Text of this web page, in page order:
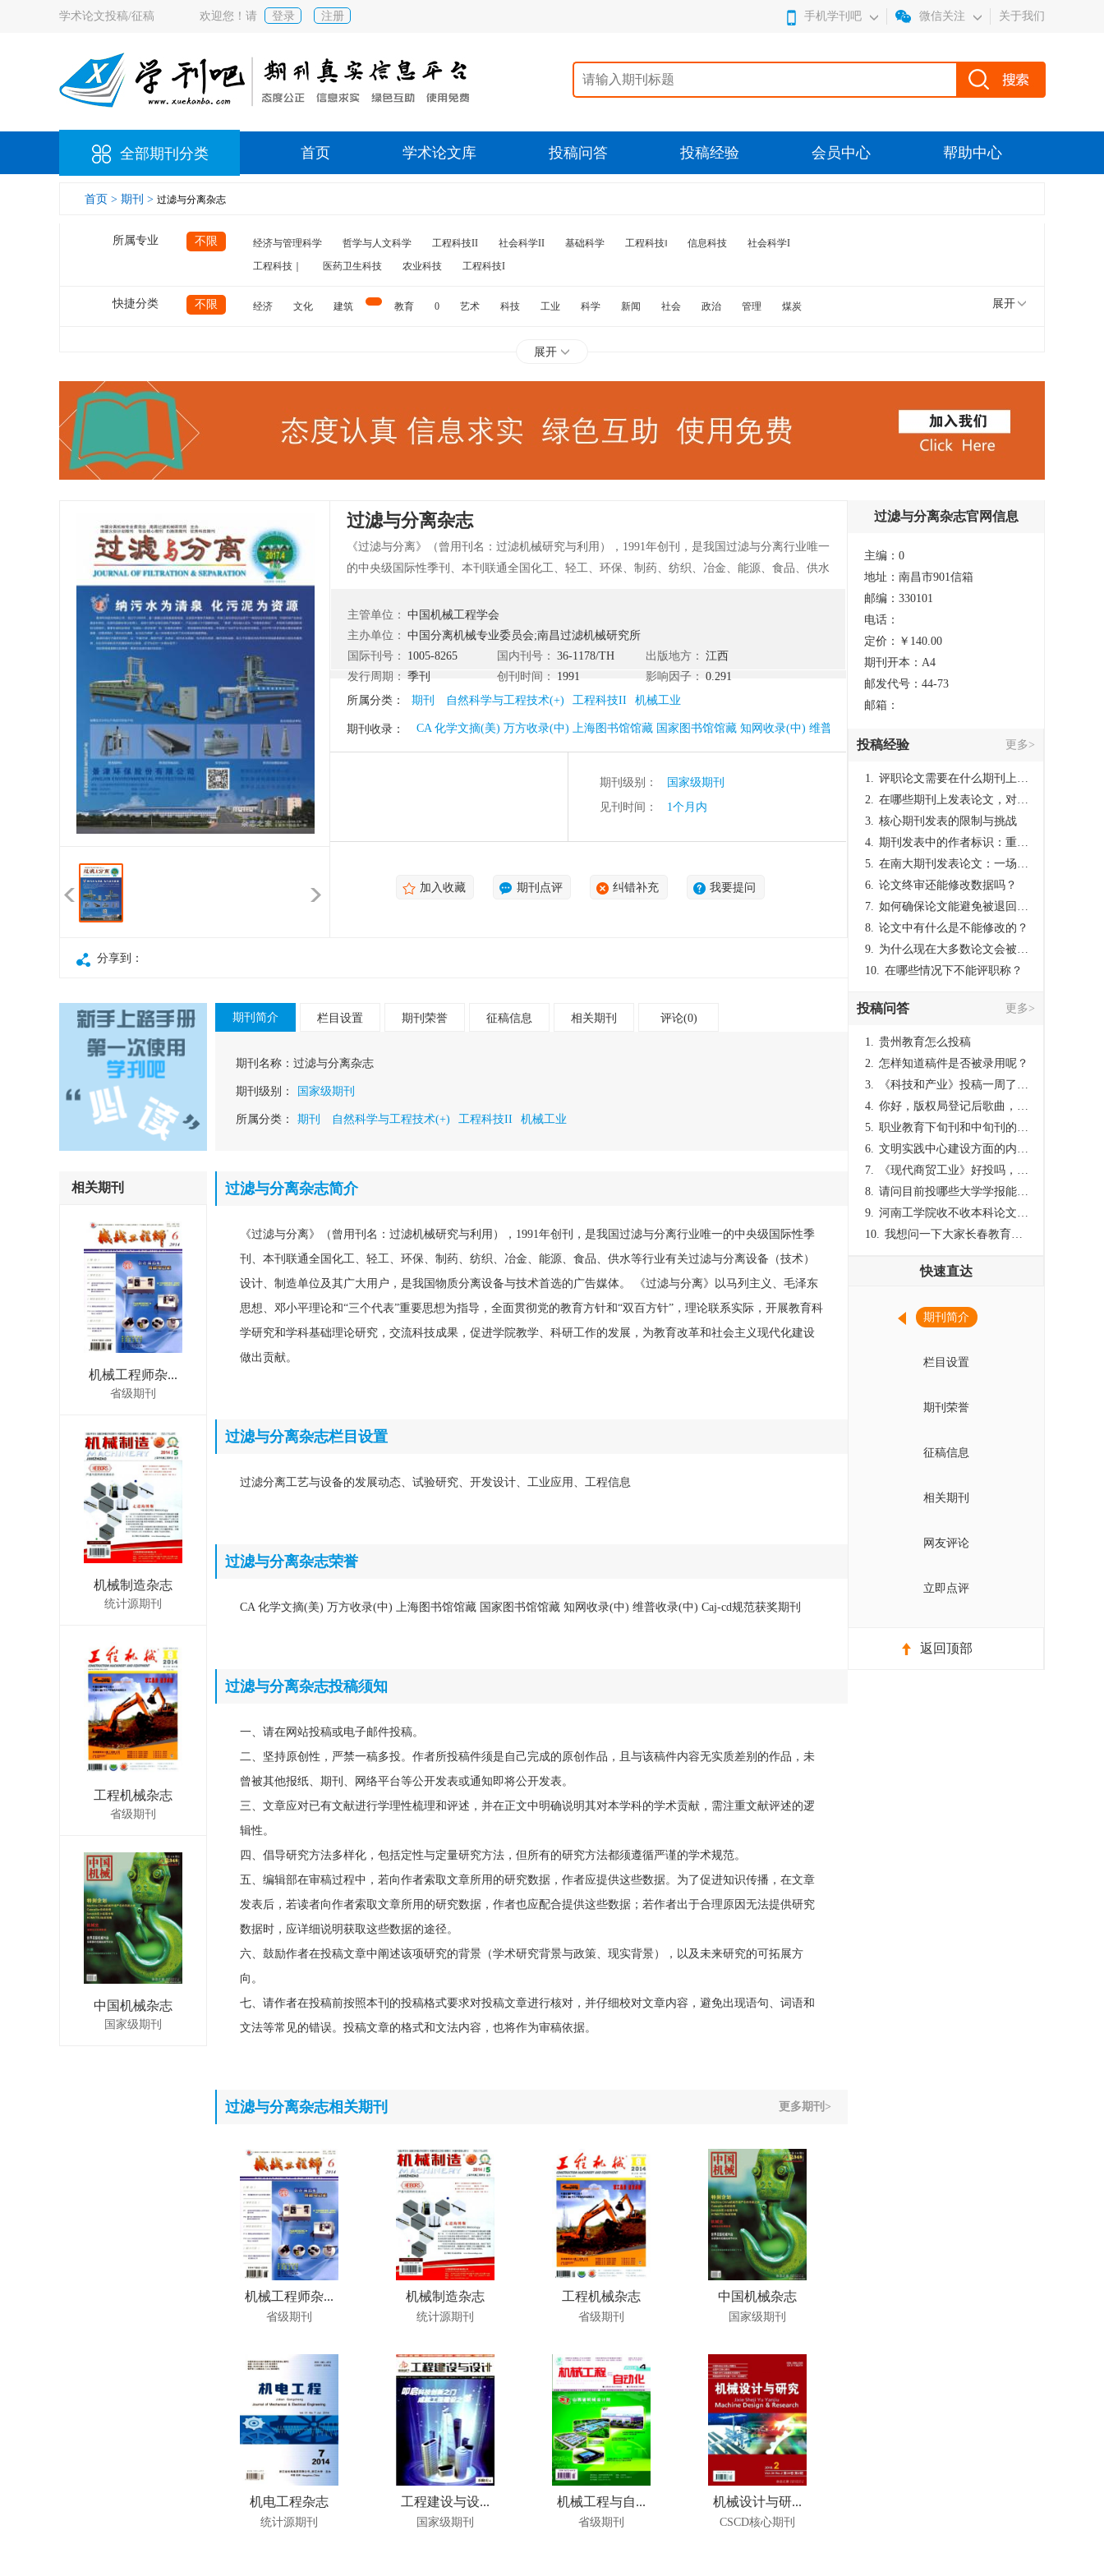
学术论文投稿/征稿 欢迎您！请 登录 注册 手机学刊吧 微信关注 关于我们
全部期刊分类 首页 学术论文库 投稿问答 投稿经验 会员中心 帮助中心
首页 > 期刊 > 过滤与分离杂志
所属专业 不限 经济与管理科学 哲学与人文科学 工程科技II 社会科学II 基础科学 工程科技‖ 信息科技
社会科学I
工程科技｜
医药卫生科技 农业科技 工程科技I
快捷分类 不限 经济 文化 建筑 教育 0 艺术 科技 工业 科学 新闻 社会 政治 管理
煤炭
展开
展开
过滤与分离杂志
《过滤与分离》（曾用刊名：过滤机械研究与利用），1991年创刊，是我国过滤与分离行业唯一
的中央级国际性季刊、本刊联通全国化工、轻工、环保、制药、纺织、冶金、能源、食品、供水
首选的广告媒体。 《过滤与分离》以马列主义、毛泽东思想、邓小平理论和“三个代表”重要思
想为指导，全面贯彻党的教育方针和“双百方针”，理论联系实际，开展教育科学研究和学科基础
理论研究，交流科技成果，促进学院教学、科研工作的发展，为教育改革和社会主义现代化建设
做出贡献。
主管单位： 中国机械工程学会
主办单位： 中国分离机械专业委员会;南昌过滤机械研究所
国际刊号：
1005-8265 国内刊号： 36-1178/TH 出版地方：
江西
发行周期： 季刊 创刊时间： 1991 影响因子：
0.291
所属分类：
期刊 自然科学与工程技术(+) 工程科技II 机械工业
期刊收录： CA 化学文摘(美) 万方收录(中) 上海图书馆馆藏 国家图书馆馆藏 知网收录(中) 维普收录(中)
期刊级别：
国家级期刊
见刊时间：
1个月内
加入收藏 期刊点评 纠错补充 我要提问
分享到：
相关期刊
机械工程师杂...
省级期刊
机械制造杂志
统计源期刊
工程机械杂志
省级期刊
中国机械杂志
国家级期刊
期刊简介 栏目设置 期刊荣誉 征稿信息 相关期刊 评论(0)
期刊名称： 过滤与分离杂志
期刊级别： 国家级期刊
所属分类： 期刊 自然科学与工程技术(+) 工程科技II 机械工业
过滤与分离杂志简介
《过滤与分离》（曾用刊名：过滤机械研究与利用），1991年创刊，是我国过滤与分离行业唯一的中央级国际性季
刊、本刊联通全国化工、轻工、环保、制药、纺织、冶金、能源、食品、供水等行业有关过滤与分离设备（技术）
设计、制造单位及其广大用户，是我国物质分离设备与技术首选的广告媒体。 《过滤与分离》以马列主义、毛泽东
思想、邓小平理论和“三个代表”重要思想为指导，全面贯彻党的教育方针和“双百方针”，理论联系实际，开展教育科
学研究和学科基础理论研究，交流科技成果，促进学院教学、科研工作的发展，为教育改革和社会主义现代化建设
做出贡献。
过滤与分离杂志栏目设置
过滤分离工艺与设备的发展动态、试验研究、开发设计、工业应用、工程信息
过滤与分离杂志荣誉
CA 化学文摘(美) 万方收录(中) 上海图书馆馆藏 国家图书馆馆藏 知网收录(中) 维普收录(中) Caj-cd规范获奖期刊
过滤与分离杂志投稿须知
一、请在网站投稿或电子邮件投稿。
二、坚持原创性，严禁一稿多投。作者所投稿件须是自己完成的原创作品，且与该稿件内容无实质差别的作品，未
曾被其他报纸、期刊、网络平台等公开发表或通知即将公开发表。
三、文章应对已有文献进行学理性梳理和评述，并在正文中明确说明其对本学科的学术贡献，需注重文献评述的逻
辑性。
四、倡导研究方法多样化，包括定性与定量研究方法，但所有的研究方法都须遵循严谨的学术规范。
五、编辑部在审稿过程中，若向作者索取文章所用的研究数据，作者应提供这些数据。为了促进知识传播，在文章
发表后，若读者向作者索取文章所用的研究数据，作者也应配合提供这些数据；若作者出于合理原因无法提供研究
数据时，应详细说明获取这些数据的途径。
六、鼓励作者在投稿文章中阐述该项研究的背景（学术研究背景与政策、现实背景），以及未来研究的可拓展方
向。
七、请作者在投稿前按照本刊的投稿格式要求对投稿文章进行核对，并仔细校对文章内容，避免出现语句、词语和
文法等常见的错误。投稿文章的格式和文法内容，也将作为审稿依据。
过滤与分离杂志相关期刊 更多期刊>
机械工程师杂...
省级期刊
机械制造杂志
统计源期刊
工程机械杂志
省级期刊
中国机械杂志
国家级期刊
机电工程杂志
统计源期刊
工程建设与设...
国家级期刊
机械工程与自...
省级期刊
机械设计与研...
CSCD核心期刊
过滤与分离杂志官网信息
主编：0
地址：南昌市901信箱
邮编：330101
电话：
定价：￥140.00
期刊开本：A4
邮发代号：44-73
邮箱：
投稿经验 更多>
1. 评职论文需要在什么期刊上发表？
2. 在哪些期刊上发表论文，对考研有优势？
3. 核心期刊发表的限制与挑战
4. 期刊发表中的作者标识：重要性与实践
5. 在南大期刊发表论文：一场知识探索与学术成就的旅程
6. 论文终审还能修改数据吗？
7. 如何确保论文能避免被退回：关键条件与策略
8. 论文中有什么是不能修改的？
9. 为什么现在大多数论文会被评判为AI撰写？（深度剖析查重机制下的困境与出路）
10. 在哪些情况下不能评职称？
投稿问答 更多>
1. 贵州教育怎么投稿
2. 怎样知道稿件是否被录用呢？
3.
《科技和产业》投稿一周了仍是“已发回执”状态，这是什么意思？什么时候外审？
4. 你好，版权局登记后歌曲，这里能否发表
5. 职业教育下旬刊和中旬刊的国内刊号一样，他们有什么区别，两本刊物都是真的吗？
6. 文明实践中心建设方面的内容适合那种期刊
7.
《现代商贸工业》好投吗，版面费多少？
8. 请问目前投哪些大学学报能较快出刊啊
9. 河南工学院收不收本科论文呀？
10. 我想问一下大家长春教育学院学报是本科学报吗？
快速直达
期刊简介
栏目设置
期刊荣誉
征稿信息
相关期刊
网友评论
立即点评
返回顶部